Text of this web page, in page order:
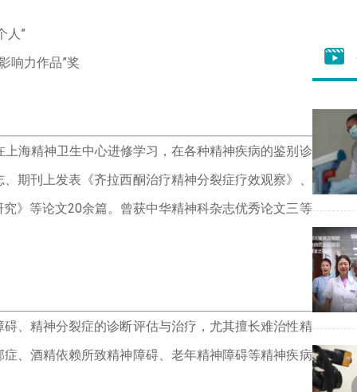
人”
响力作品”奖
海精神卫生中心进修学习，在各种精神疾病的鉴别诊
期刊上发表《齐拉西酮治疗精神分裂症疗效观察》、
》等论文20余篇。曾获中华精神科杂志优秀论文三等
、精神分裂症的诊断评估与治疗，尤其擅长难治性精
、酒精依赖所致精神障碍、老年精神障碍等精神疾病